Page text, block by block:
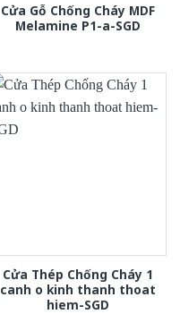
Cửa Gỗ Chống Cháy MDF
Melamine P1-a-SGD
Cửa Thép Chống Cháy 1
canh o kinh thanh thoat
hiem-SGD